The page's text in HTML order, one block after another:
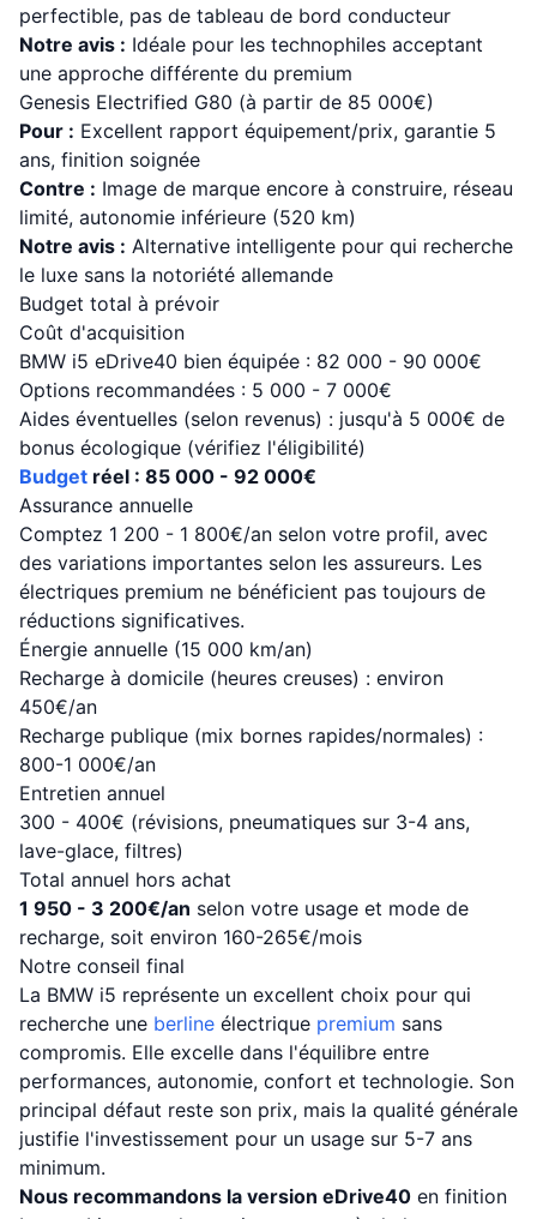
perfectible, pas de tableau de bord conducteur
Notre avis : Idéale pour les technophiles acceptant
une approche différente du premium
Genesis Electrified G80 (à partir de 85 000€)
Pour : Excellent rapport équipement/prix, garantie 5
ans, finition soignée
Contre : Image de marque encore à construire, réseau
limité, autonomie inférieure (520 km)
Notre avis : Alternative intelligente pour qui recherche
le luxe sans la notoriété allemande
Budget total à prévoir
Coût d'acquisition
BMW i5 eDrive40 bien équipée : 82 000 - 90 000€
Options recommandées : 5 000 - 7 000€
Aides éventuelles (selon revenus) : jusqu'à 5 000€ de
bonus écologique (vérifiez l'éligibilité)
Budget réel : 85 000 - 92 000€
Assurance annuelle
Comptez 1 200 - 1 800€/an selon votre profil, avec
des variations importantes selon les assureurs. Les
électriques premium ne bénéficient pas toujours de
réductions significatives.
Énergie annuelle (15 000 km/an)
Recharge à domicile (heures creuses) : environ
450€/an
Recharge publique (mix bornes rapides/normales) :
800-1 000€/an
Entretien annuel
300 - 400€ (révisions, pneumatiques sur 3-4 ans,
lave-glace, filtres)
Total annuel hors achat
1 950 - 3 200€/an selon votre usage et mode de
recharge, soit environ 160-265€/mois
Notre conseil final
La BMW i5 représente un excellent choix pour qui
recherche une berline électrique premium sans
compromis. Elle excelle dans l'équilibre entre
performances, autonomie, confort et technologie. Son
principal défaut reste son prix, mais la qualité générale
justifie l'investissement pour un usage sur 5-7 ans
minimum.
Nous recommandons la version eDrive40 en finition